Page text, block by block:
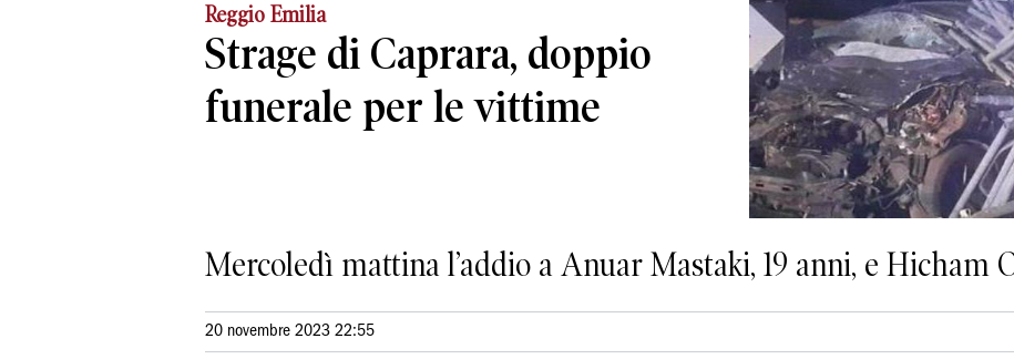
Reggio Emilia
Strage di Caprara, doppio
funerale per le vittime
Mercoledì mattina l’addio a Anuar Mastaki, 19 anni, e Hicham
20 novembre 2023 22:55